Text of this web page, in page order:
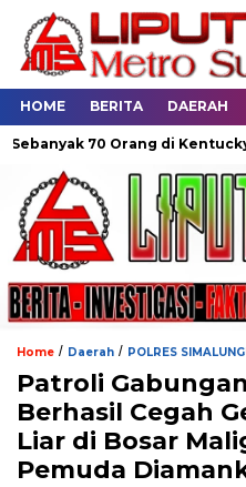
HOME BERITA DAERAH
70 Orang di Kentucky, AS
Home / Daerah / POLRES
Patroli
Berhasil Cegah
Liar di Bosar
Pemuda